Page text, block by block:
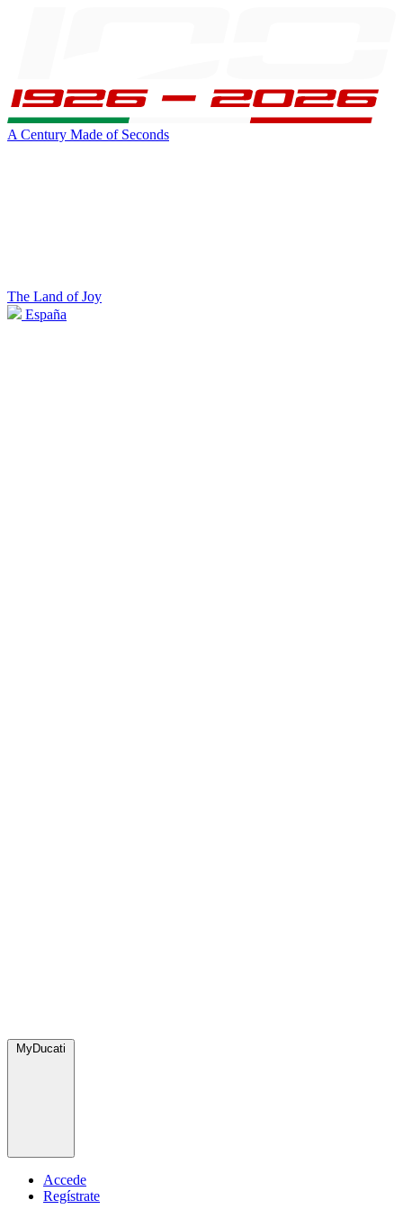
A Century Made of Seconds
The Land of Joy
España
MyDucati
Accede
Regístrate